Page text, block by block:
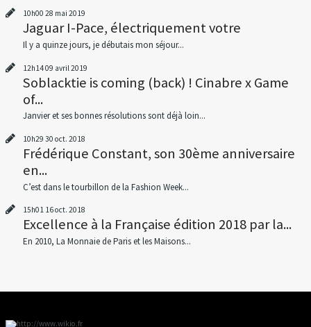
10h00 28 mai 2019
Jaguar I-Pace, électriquement votre
Il y a quinze jours, je débutais mon séjour...
12h1409 avril 2019
Soblacktie is coming (back) ! Cinabre x Game
of...
Janvier et ses bonnes résolutions sont déjà loin...
10h29 30 oct. 2018
Frédérique Constant, son 30ème anniversaire
en...
C’est dans le tourbillon de la Fashion Week...
15h01 16oct. 2018
Excellence à la Française édition 2018 par la...
En 2010, La Monnaie de Paris et les Maisons...